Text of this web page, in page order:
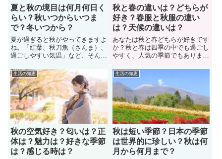
夏と秋の境目は何月何日く
らい？秋いつからいつま
で？冬いつから？
夏が過ぎると秋がやってきますよ
ね。「紅葉、秋刀魚（さんま）、
過ごしやすい気温」など、そんな
が、秋と夏の境目は何月何日くら
いからなのか？夏や秋や冬の季節
がいつからいつまでなのか、知ら
ない人も多いでしょう。ここで
は、夏や秋や冬の境目が何月何日
くらいからなのか？紹介していま
す。
秋と春の違いは？どちらが
好き？春服と秋服の違い
は？天候の違いは？
あなたは秋と春どちらが好きです
か？秋と春は四季の中でも過ごし
やすく、人気の季節でもありま
だいぶ異なっています。例えば、
天候（湿度、気温）や春服と秋服
も違ってきますよね。このページ
では、秋と春の違いについて解説
しています。春と秋の違いについ
て詳しく見ていきましょう。
生活の知恵
秋の空気好き？匂いは？正
体は？魅力は？好きな季節
は？感じる時は？
生活の知恵
秋は短い季節？日本の季節
は世界的に珍しい？秋は何
月から何月まで？